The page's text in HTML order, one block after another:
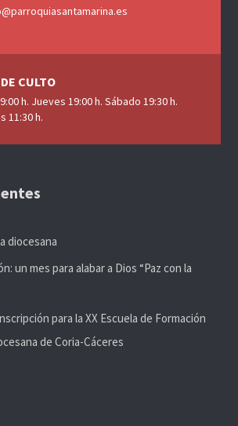
CULTO
h. Jueves 19:00 h. Sábado 19:30 h.
11:30 h.
diocesana
un mes para alabar a Dios “Paz con la
para la XX Escuela de Formación
de Coria-Cáceres